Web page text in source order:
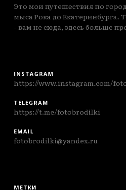
Это мои путешествия по
мыса Рока до Екатеринбурга.
- вам не сюда, здесь больше
INSTAGRAM
https://www.instagram.com/
TELEGRAM
https://t.me/fotobrodilki
EMAIL
fotobrodilki@yandex.ru
МЕТКИ